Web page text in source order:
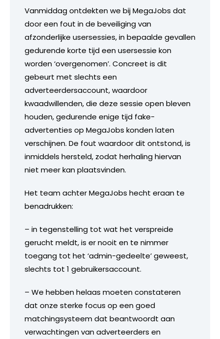
Vanmiddag ontdekten we bij MegaJobs dat
door een fout in de beveiliging van
afzonderlijke usersessies, in bepaalde gevallen
gedurende korte tijd een usersessie kon
worden ‘overgenomen’. Concreet is dit
gebeurt met slechts een
adverteerdersaccount, waardoor
kwaadwillenden, die deze sessie open bleven
houden, gedurende enige tijd fake-
advertenties op MegaJobs konden laten
verschijnen. De fout waardoor dit ontstond, is
inmiddels hersteld, zodat herhaling hiervan
niet meer kan plaatsvinden.
Het team achter MegaJobs hecht eraan te
benadrukken:
– in tegenstelling tot wat het verspreide
gerucht meldt, is er nooit en te nimmer
toegang tot het ‘admin-gedeelte’ geweest,
slechts tot 1 gebruikersaccount.
– We hebben helaas moeten constateren
dat onze sterke focus op een goed
matchingsysteem dat beantwoordt aan
verwachtingen van adverteerders en